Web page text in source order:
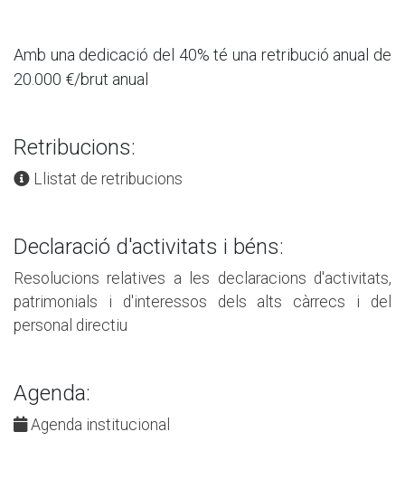
Amb una dedicació del 40% té una retribució anual de
20.000 €/brut anual
Retribucions:
Llistat de retribucions
Declaració d'activitats i béns:
Resolucions relatives a les declaracions d'activitats,
patrimonials i d'interessos dels alts càrrecs i del
personal directiu
Agenda:
Agenda institucional